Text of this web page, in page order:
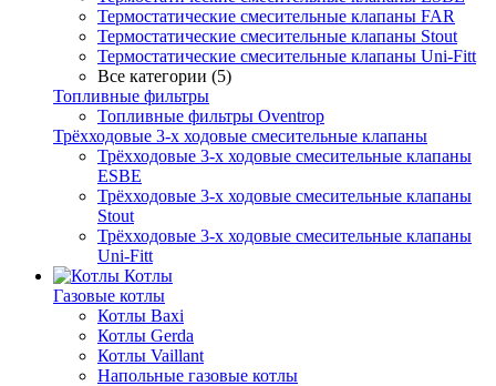
Термостатические смесительные клапаны FAR
Термостатические смесительные клапаны Stout
Термостатические смесительные клапаны Uni-Fitt
Все категории (5)
Топливные фильтры
Топливные фильтры Oventrop
Трёхходовые 3-х ходовые смесительные клапаны
Трёхходовые 3-х ходовые смесительные клапаны
ESBE
Трёхходовые 3-х ходовые смесительные клапаны
Stout
Трёхходовые 3-х ходовые смесительные клапаны
Uni-Fitt
Котлы
Газовые котлы
Котлы Baxi
Котлы Gerda
Котлы Vaillant
Напольные газовые котлы